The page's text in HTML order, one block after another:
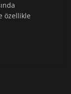
özellikle